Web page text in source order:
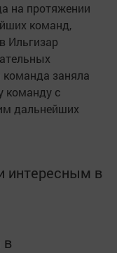
на протяжении
команд,
Ильгизар
команда заняла
команду с
дальнейших
интересным в
в